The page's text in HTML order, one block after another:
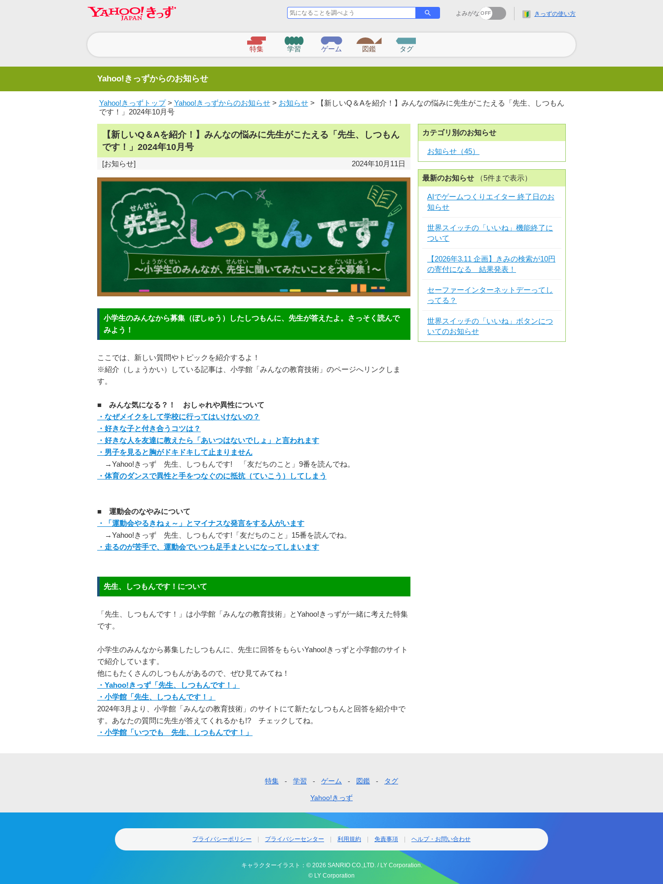
気
に
る
こ
と
よ
う
が
す
よみがな きっずの使い方
ゲ
特集 学習 ゲーム 図鑑 タグ
Yahoo!きっずからのお知らせ
Yahoo!きっずトップ> Yahoo!きっずからのお知らせ> お知らせ> 【新しいQ＆Aを紹介！】みんなの悩みに先生がこたえる「先生、しつもん
です！」2024年10月号
【新しいQ＆Aを紹介！】みんなの悩みに先生がこたえる「先生、しつもん
です！」2024年10月号
[お知らせ] 2024年10月11日
小学生のみんなから募集（ぼしゅう）したしつもんに、先生が答えたよ。さっそく読んで
みよう！
ここでは、新しい質問やトピックを紹介するよ！
※紹介（しょうかい）している記事は、小学館「みんなの教育技術」のページへリンクしま
す。
■ みんな気になる？！ おしゃれや異性について
・なぜメイクをして学校に行ってはいけないの？
・好きな子と付き合うコツは？
・好きな人を友達に教えたら「あいつはないでしょ」と言われます
・男子を見ると胸がドキドキして止まりません
→Yahoo!きっず 先生、しつもんです! 「友だちのこと」9番を読んでね。
・体育のダンスで異性と手をつなぐのに抵抗（ていこう）してしまう
■ 運動会のなやみについて
・「運動会やるきねぇ～」とマイナスな発言をする人がいます
→Yahoo!きっず 先生、しつもんです!「友だちのこと」15番を読んでね。
・走るのが苦手で、運動会でいつも足手まといになってしまいます
先生、しつもんです！について
「先生、しつもんです！」は小学館「みんなの教育技術」とYahoo!きっずが一緒に考えた特集
です。
小学生のみんなから募集したしつもんに、先生に回答をもらいYahoo!きっずと小学館のサイト
で紹介しています。
他にもたくさんのしつもんがあるので、ぜひ見てみてね！
・Yahoo!きっず「先生、しつもんです！」
・小学館「先生、しつもんです！」
2024年3月より、小学館「みんなの教育技術」のサイトにて新たなしつもんと回答を紹介中で
す。あなたの質問に先生が答えてくれるかも!? チェックしてね。
・小学館「いつでも 先生、しつもんです！」
カテゴリ別のお知らせ
お知らせ （45）
最新のお知らせ （5件まで表示）
AIでゲームつくりエイター 終了日のお
知らせ
世界スイッチの「いいね」機能終了に
ついて
【2026年3.11 企画】きみの検索が10円
の寄付になる 結果発表！
セーファーインターネットデーってし
ってる？
世界スイッチの「いいね」ボタンにつ
いてのお知らせ
特集 学習 ゲーム 図鑑 タグ
Yahoo!きっず
プライバシーポリシー プライバシーセンター 利用規約 免責事項 ヘルプ・お問い合わせ
キャラクターイラスト： © 2026 SANRIO CO.,LTD. / LY Corporation.
© LY Corporation